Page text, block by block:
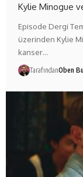
Kylie Minogue
Episode Dergi
üzerinden Kylie
kanser…
TarafındanOben